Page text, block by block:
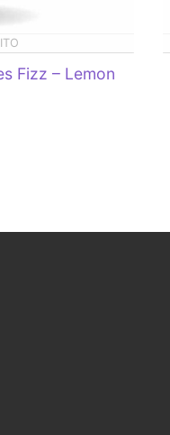
Fizz – Lemon